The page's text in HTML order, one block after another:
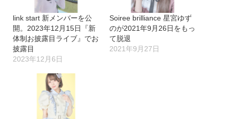
link start 新メンバーを公
開。2023年12月15日『新
体制お披露目ライブ』でお
披露目
2023年12月6日
Soiree brilliance 星宮ゆず
のが2021年9月26日をもっ
て脱退
2021年9月27日